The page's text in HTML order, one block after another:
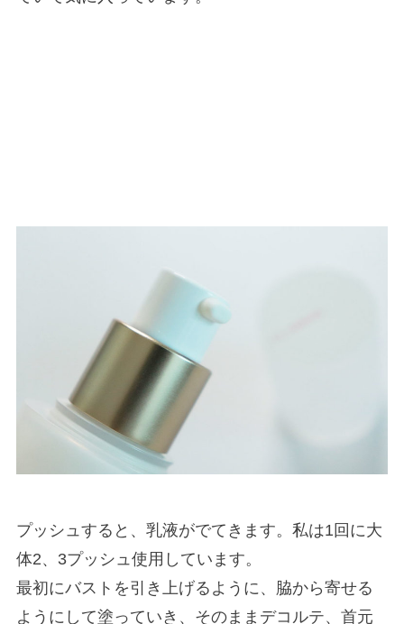
プッシュすると、乳液がでてきます。私は1回に大
体2、3プッシュ使用しています。
最初にバストを引き上げるように、脇から寄せる
ようにして塗っていき、そのままデコルテ、首元